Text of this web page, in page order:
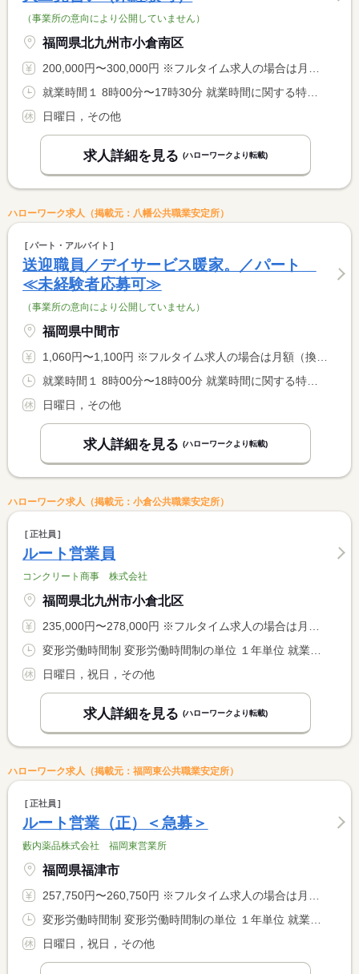
（事業所の意向により公開していません）
福岡県北九州市小倉南区
200,000円〜300,000円 ※フルタイム求人の場合は月額（換算額）、パート求人の場合は時間額を表示しています。
日曜日，その他
求人詳細を見る (ハローワークより転載)
ハローワーク求人（掲載元：八幡公共職業安定所）
パート・アルバイト
送迎職員／デイサービス暖家。／パート
≪未経験者応募可≫
（事業所の意向により公開していません）
福岡県中間市
1,060円〜1,100円 ※フルタイム求人の場合は月額（換算額）、パート求人の場合は時間額を表示しています。
日曜日，その他
求人詳細を見る (ハローワークより転載)
ハローワーク求人（掲載元：小倉公共職業安定所）
正社員
ルート営業員
コンクリート商事 株式会社
福岡県北九州市小倉北区
235,000円〜278,000円 ※フルタイム求人の場合は月額（換算額）、パート求人の場合は時間額を表示しています。
日曜日，祝日，その他
求人詳細を見る (ハローワークより転載)
ハローワーク求人（掲載元：福岡東公共職業安定所）
正社員
ルート営業（正）＜急募＞
藪内薬品株式会社 福岡東営業所
福岡県福津市
257,750円〜260,750円 ※フルタイム求人の場合は月額（換算額）、パート求人の場合は時間額を表示しています。
日曜日，祝日，その他